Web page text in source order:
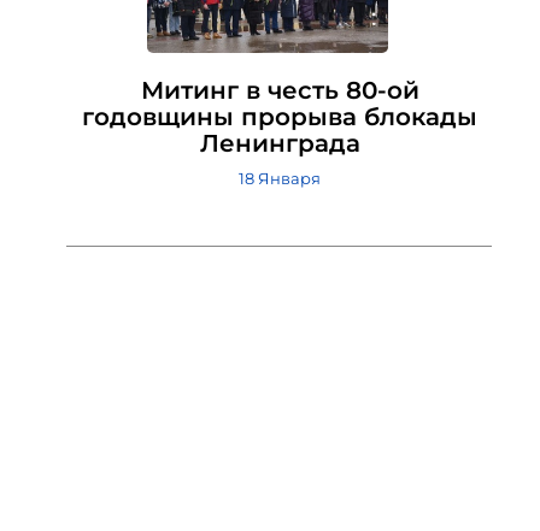
Митинг в честь 80-ой
годовщины прорыва блокады
Ленинграда
18 Января